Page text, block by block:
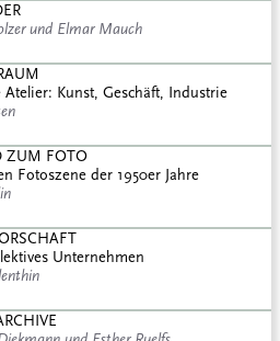
und Elmar Mauch
Atelier: Kunst, Geschäft, Industrie
ZUM FOTO
Fotoszene der 1950er Jahre
Unternehmen